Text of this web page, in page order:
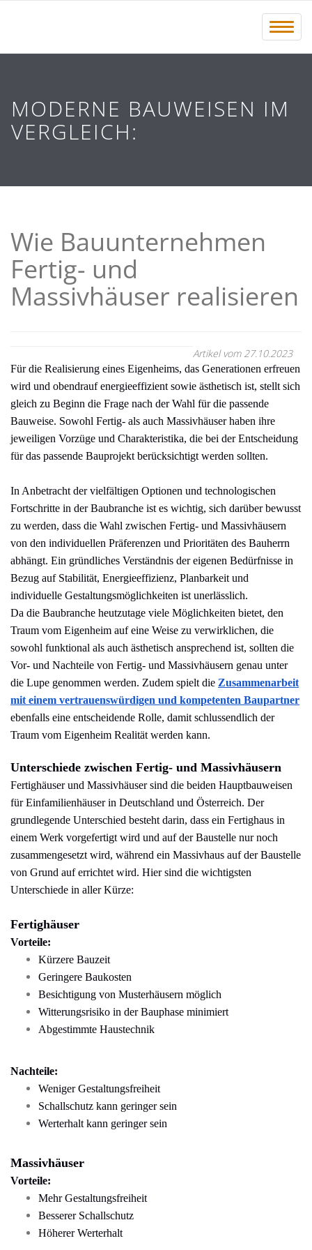
Menü
MODERNE BAUWEISEN IM
VERGLEICH:
Wie Bauunternehmen
Fertig- und
Massivhäuser realisieren
Artikel vom 27.10.2023
Für die Realisierung eines Eigenheims, das Generationen erfreuen
wird und obendrauf energieeffizient sowie ästhetisch ist, stellt sich
gleich zu Beginn die Frage nach der Wahl für die passende
Bauweise. Sowohl Fertig- als auch Massivhäuser haben ihre
jeweiligen Vorzüge und Charakteristika, die bei der Entscheidung
für das passende Bauprojekt berücksichtigt werden sollten.
In Anbetracht der vielfältigen Optionen und technologischen
Fortschritte in der Baubranche ist es wichtig, sich darüber bewusst
zu werden, dass die Wahl zwischen Fertig- und Massivhäusern
von den individuellen Präferenzen und Prioritäten des Bauherrn
abhängt. Ein gründliches Verständnis der eigenen Bedürfnisse in
Bezug auf Stabilität, Energieeffizienz, Planbarkeit und
individuelle Gestaltungsmöglichkeiten ist unerlässlich.
Da die Baubranche heutzutage viele Möglichkeiten bietet, den
Traum vom Eigenheim auf eine Weise zu verwirklichen, die
sowohl funktional als auch ästhetisch ansprechend ist, sollten die
Vor- und Nachteile von Fertig- und Massivhäusern genau unter
die Lupe genommen werden. Zudem spielt die Zusammenarbeit
mit einem vertrauenswürdigen und kompetenten Baupartner
ebenfalls eine entscheidende Rolle, damit schlussendlich der
Traum vom Eigenheim Realität werden kann.
Unterschiede zwischen Fertig- und Massivhäusern
Fertighäuser und Massivhäuser sind die beiden Hauptbauweisen
für Einfamilienhäuser in Deutschland und Österreich. Der
grundlegende Unterschied besteht darin, dass ein Fertighaus in
einem Werk vorgefertigt wird und auf der Baustelle nur noch
zusammengesetzt wird, während ein Massivhaus auf der Baustelle
von Grund auf errichtet wird. Hier sind die wichtigsten
Unterschiede in aller Kürze:
Fertighäuser
Vorteile:
Kürzere Bauzeit
Geringere Baukosten
Besichtigung von Musterhäusern möglich
Witterungsrisiko in der Bauphase minimiert
Abgestimmte Haustechnik
Nachteile:
Weniger Gestaltungsfreiheit
Schallschutz kann geringer sein
Werterhalt kann geringer sein
Massivhäuser
Vorteile:
Mehr Gestaltungsfreiheit
Besserer Schallschutz
Höherer Werterhalt